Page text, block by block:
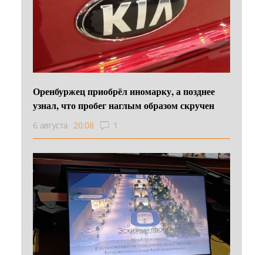
Оренбуржец приобрёл иномарку, а позднее
узнал, что пробег наглым образом скручен
6 августа 20:08 1